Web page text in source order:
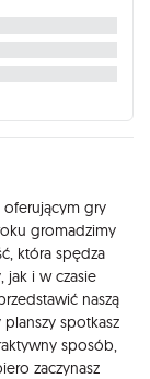
oferującym gry
gromadzimy
która spędza
jak i w czasie
naszą
spotkasz
sposób,
zaczynasz